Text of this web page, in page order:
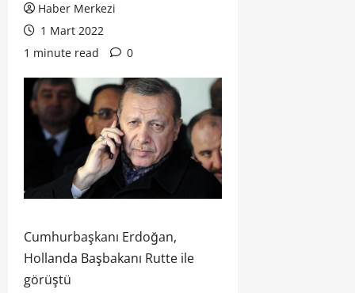
Haber Merkezi
1 Mart 2022
1 minute read
0
Cumhurbaşkanı Erdoğan,
Hollanda Başbakanı Rutte ile
görüştü